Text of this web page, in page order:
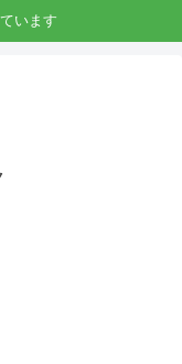
います